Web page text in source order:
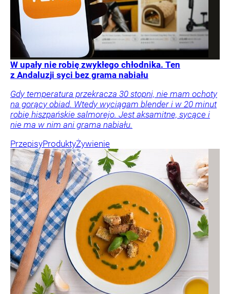
W upały nie robię zwykłego chłodnika. Ten
z Andaluzji syci bez grama nabiału
Gdy temperatura przekracza 30 stopni, nie mam ochoty
na gorący obiad. Wtedy wyciągam blender i w 20 minut
robię hiszpańskie salmorejo. Jest aksamitne, sycące i
nie ma w nim ani grama nabiału.
PrzepisyProduktyŻywienie